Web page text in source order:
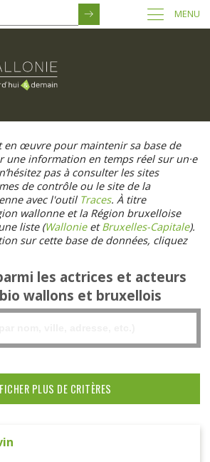
MENU
en œuvre pour maintenir sa base de
une information en temps réel sur un·e
pas à consulter les sites
de contrôle ou le site de la
avec l'outil Traces. À titre
wallonne et la Région bruxelloise
liste (WallonieetBruxelles-Capitale).
sur cette base de données, cliquez
les actrices et acteurs
wallons et bruxellois
PLUS DE CRITÈRES